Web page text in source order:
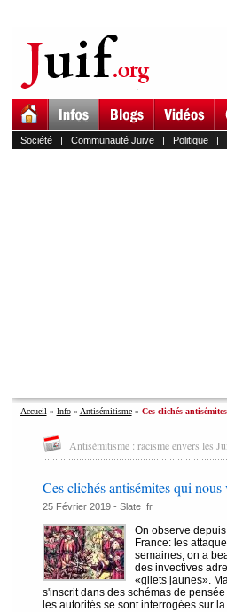
Société| Communauté Juive| Politique|
Accueil » Info» Antisémitisme» Ces clichés
Antisémitisme : racisme envers les
Ces clichés antisémites qui
25 Février 2019 - Slate .fr
On observe
France: les
semaines, on a
des invectives
«gilets jaunes».
s'inscrit dans des schémas de
les autorités se sont interrogées sur